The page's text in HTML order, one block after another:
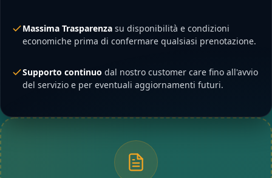
Massima Trasparenza su disponibilità e condizioni
economiche prima di confermare qualsiasi prenotazione.
Supporto continuo dal nostro customer care fino all'avvio
del servizio e per eventuali aggiornamenti futuri.